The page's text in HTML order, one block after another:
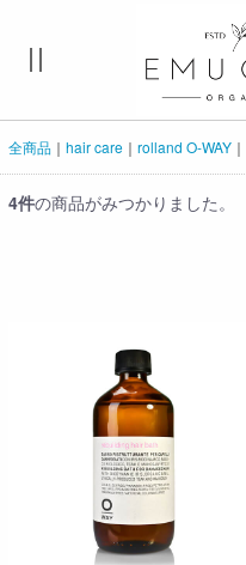
全商品 hair care rolland O-WAY
4件の商品がみつかりました。